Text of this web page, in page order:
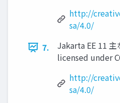
http://
sa/4.0/
7.
Jakarta EE 11
licensed under
http://
sa/4.0/